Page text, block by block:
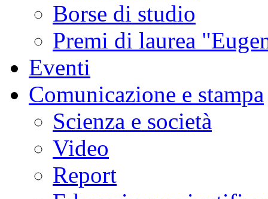
Borse di studio
Premi di laurea
Eventi
Comunicazione e stampa
Scienza e società
Video
Report